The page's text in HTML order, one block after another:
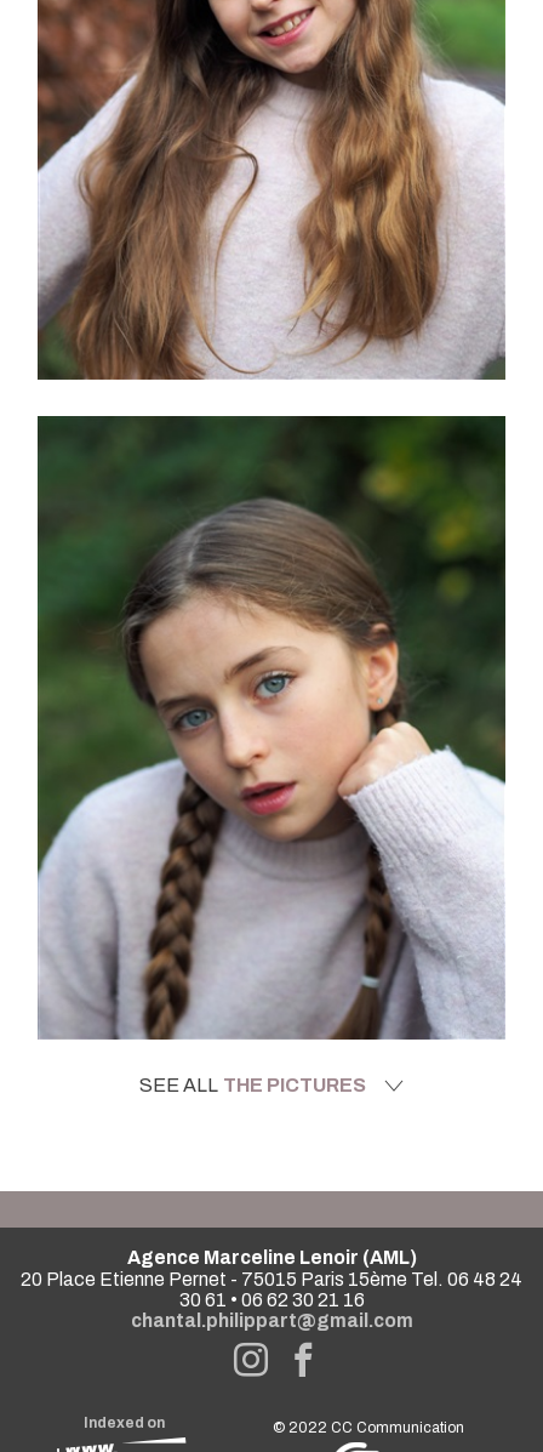
SEE ALL THE PICTURES
Agence Marceline Lenoir (AML)
20 Place Etienne Pernet - 75015 Paris 15ème Tel. 06 48 24
30 61 • 06 62 30 21 16
chantal.philippart@gmail.com
Indexed on © 2022CC Communication